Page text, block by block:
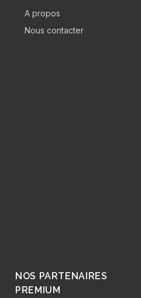
A propos
Nous contacter
NOS PARTENAIRES
PREMIUM